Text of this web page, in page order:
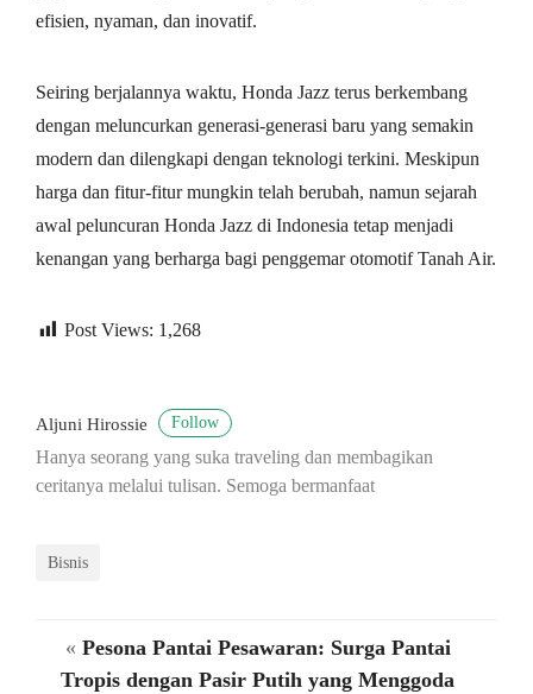
efisien, nyaman, dan inovatif.
Seiring berjalannya waktu, Honda Jazz terus berkembang
dengan meluncurkan generasi-generasi baru yang semakin
modern dan dilengkapi dengan teknologi terkini. Meskipun
harga dan fitur-fitur mungkin telah berubah, namun sejarah
awal peluncuran Honda Jazz di Indonesia tetap menjadi
kenangan yang berharga bagi penggemar otomotif Tanah Air.
Post Views: 1,268
Aljuni Hirossie Follow
Hanya seorang yang suka traveling dan membagikan
ceritanya melalui tulisan. Semoga bermanfaat
Bisnis
« Pesona Pantai Pesawaran: Surga Pantai
Tropis dengan Pasir Putih yang Menggoda